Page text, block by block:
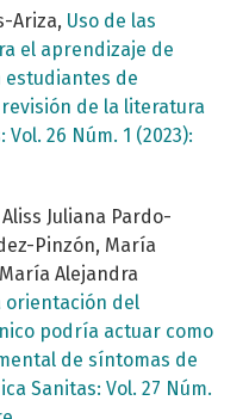
Ariza, Uso de las
el aprendizaje de
estudiantes de
de la literatura
26 Núm. 1 (2023):
Juliana Pardo-
Pinzón, María
Alejandra
orientación del
podría actuar como
de síntomas de
Sanitas: Vol. 27 Núm.